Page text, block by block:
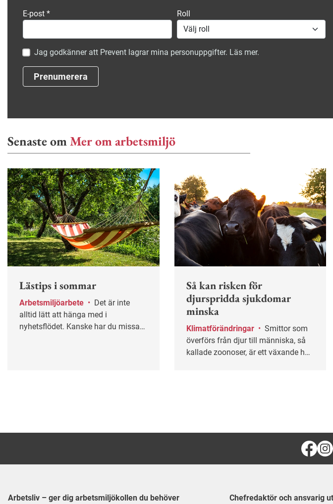
E-post * Roll
Jag godkänner att Prevent lagrar mina personuppgifter. Läs mer.
Prenumerera
Senaste omMer om arbetsmiljö
Lästips i sommar
Arbetsmiljöarbete •
alltid lätt att hänga med i
nyhetsflödet. Kanske har du missat
Så kan risken för
djurspridda sjukdomar
minska
Klimatförändringar •
överförs från djur till människa, så
kallade zoonoser, är ett växande hot
Arbetsliv – ger dig arbetsmiljökollen du behöver Chefredaktör och ansvarig